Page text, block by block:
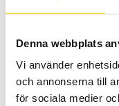
Denna webbplats
Vi använder
och annonserna till
för sociala medier
Tillbehör till
Mjuka väskor med
440.00 kr –